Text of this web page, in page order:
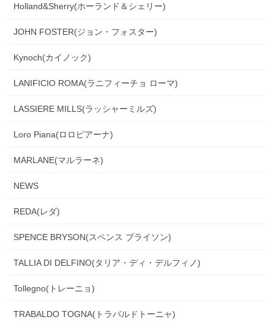
Holland&Sherry(ホーランド＆シェリー)
JOHN FOSTER(ジョン・フォスター)
Kynoch(カイノック)
LANIFICIO ROMA(ラニフィーチョ ローマ)
LASSIERE MILLS(ラッシャーミルズ)
Loro Piana(ロロピアーナ)
MARLANE(マルラーネ)
NEWS
REDA(レダ)
SPENCE BRYSON(スペンス ブライソン)
TALLIA DI DELFINO(タリア・ディ・デルフィノ)
Tollegno(トレーニョ)
TRABALDO TOGNA(トラバルドトーニャ)